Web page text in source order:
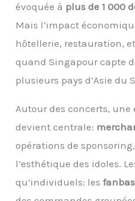
évoquée à plus de 1 000
Mais l’impact
hôtellerie, restauration,
quand Singapour capte
plusieurs pays d’Asie du
Autour des concerts, une
devient centrale:
opérations de
l’esthétique des idoles.
qu’individuels: les